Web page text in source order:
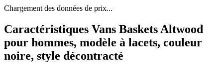
Chargement des données de prix...
Caractéristiques Vans Baskets Altwood
pour hommes, modèle à lacets, couleur
noire, style décontracté